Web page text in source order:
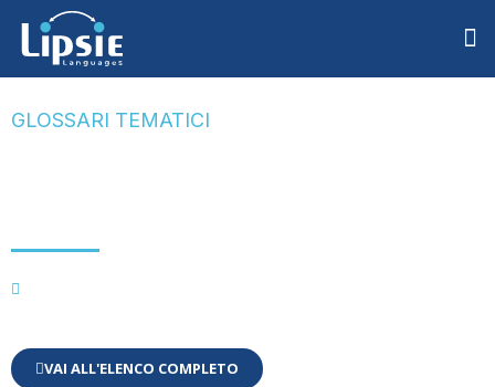
GLOSSARI TEMATICI
VAI ALL'ELENCO COMPLETO